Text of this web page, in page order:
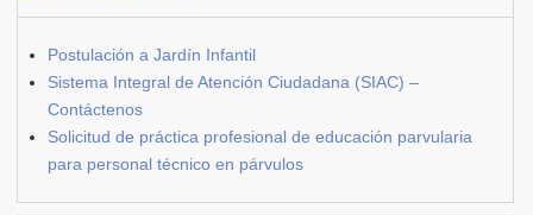
Postulación a Jardín Infantil
Sistema Integral de Atención Ciudadana (SIAC) –
Contáctenos
Solicitud de práctica profesional de educación parvularia
para personal técnico en párvulos